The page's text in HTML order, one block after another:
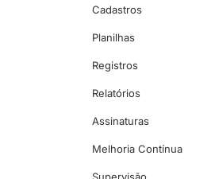
Cadastros
Planilhas
Registros
Relatórios
Assinaturas
Melhoria Contínua